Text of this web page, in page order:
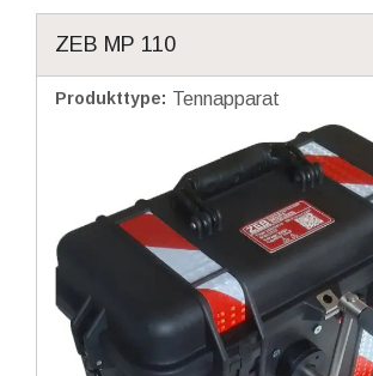
ZEB MP 110
Produkttype: Tennapparat